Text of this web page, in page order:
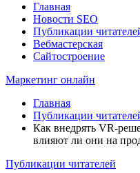
Главная
Новости SEO
Публикации
Вебмастерская
Сайтостроение
Маркетинг онлайн
Главная
Публикации
Как внедрять VR-
влияют ли они на
Публикации читателей